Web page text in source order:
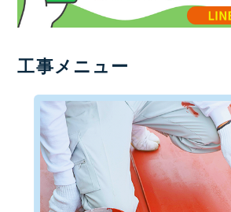
工事メニュー